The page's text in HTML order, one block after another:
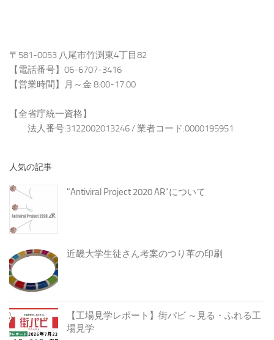
〒581-0053 八尾市竹渕東4丁目82
【電話番号】06-6707-3416
【営業時間】月～金 8:00-17:00
【全省庁統一資格】
法人番号:3122002013246 / 業者コード:0000195951
人気の記事
"Antiviral Project 2020 AR"について
近畿大学生徒さん考案のつり革の印刷
【工場見学レポート】街パビ ～見る・ふれる工
場見学